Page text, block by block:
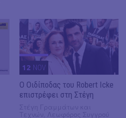
12 NOV
O Οιδίποδας του Robert Icke
επιστρέφει στη Στέγη